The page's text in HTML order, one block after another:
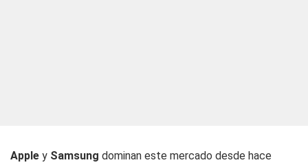
Apple y Samsung dominan este mercado desde hace